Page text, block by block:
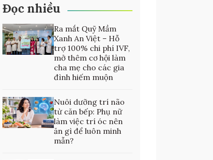
Đọc nhiều
Ra mắt Quỹ Mầm
Xanh An Việt – Hỗ
trợ 100% chi phí IVF,
mở thêm cơ hội làm
cha mẹ cho các gia
đình hiếm muộn
Nuôi dưỡng trí não
từ căn bếp: Phụ nữ
làm việc trí óc nên
ăn gì để luôn minh
mẫn?